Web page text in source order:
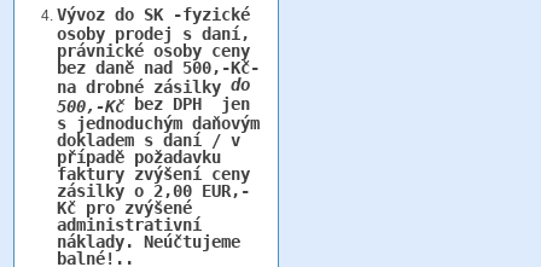
Vývoz do SK -fyzické
osoby prodej s daní,
právnické osoby ceny
bez daně nad 500,-Kč-
na drobné zásilky do
500,-Kčbez DPH jen
s jednoduchým daňovým
dokladem s daní / v
případě požadavku
faktury zvýšení ceny
zásilky o 2,00 EUR,-
Kč pro zvýšené
administrativní
náklady. Neúčtujeme
balné!..